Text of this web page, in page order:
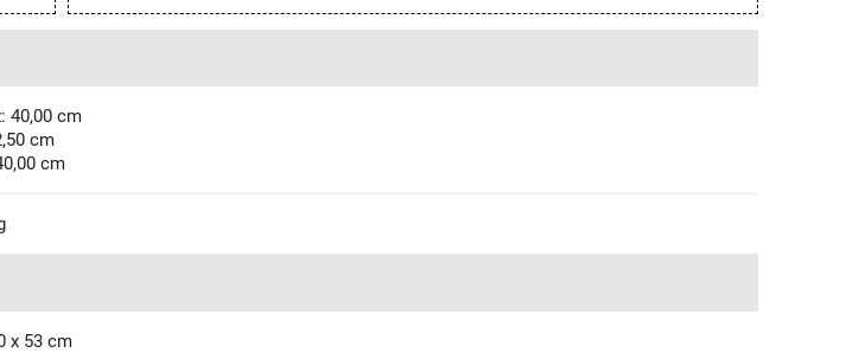
40,00 cm
cm
cm
x 53 cm